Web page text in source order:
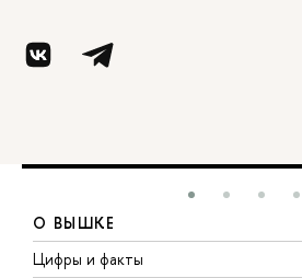
О ВЫШКЕ
Цифры и факты